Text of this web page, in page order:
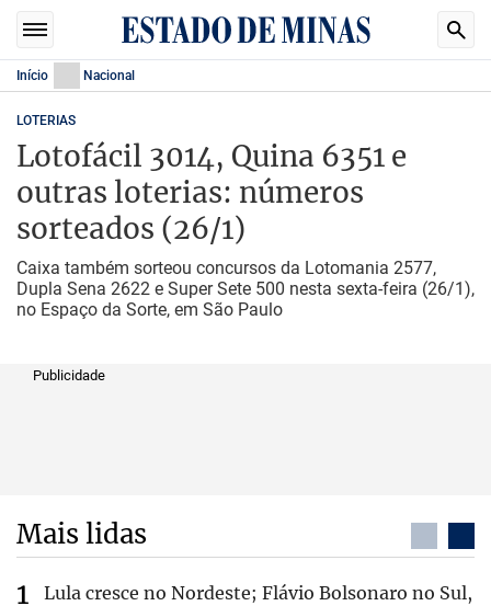
Início Nacional
LOTERIAS
Lotofácil 3014, Quina 6351 e
outras loterias: números
sorteados (26/1)
Caixa também sorteou concursos da Lotomania 2577,
Dupla Sena 2622 e Super Sete 500 nesta sexta-feira (26/1),
no Espaço da Sorte, em São Paulo
Publicidade
Mais lidas
Lula cresce no Nordeste; Flávio Bolsonaro no Sul,